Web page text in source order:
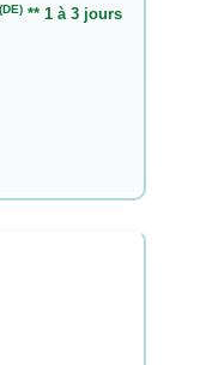
(DE)** 1 à 3 jours